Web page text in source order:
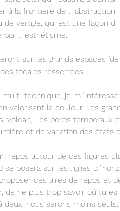
á la frontière de
de vertige, qui est une façon
par l´esthétisme.
sur les grands espaces
focales resserrées.
multi-technique, je
valorisant la couleur. Les
volcan, les bords temporaux
et de variation des états
repos autour de ces figures
se posera sur les lignes
ces aires de repos et
de ne plus trop savoir oú tu
deux, nous serons moins